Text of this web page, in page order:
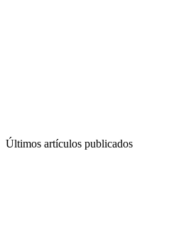
Últimos artículos publicados